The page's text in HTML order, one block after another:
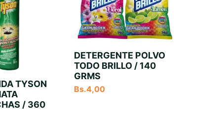
TYSON
/ 360
DETERGENTE POLVO
TODO BRILLO / 140
GRMS
Bs.4,00